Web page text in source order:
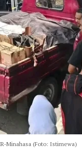
Minahasa (Foto: Istimewa)